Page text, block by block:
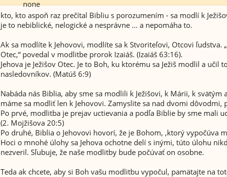
kto, kto aspoň raz prečítal Bibliu s porozumením - sa modlí k
je to nebiblické, nelogické a nesprávne ... a nepomáha to.
Ak sa modlíte k Jehovovi, modlíte sa k Stvoriteľovi, Otcovi ľudstva.
Otec,“ povedal v modlitbe prorok Izaiáš. (Izaiáš 63:16).
Jehova je Ježišov Otec. Je to Boh, ku ktorému sa Ježiš modlil a učil
nasledovníkov. (Matúš 6:9)
Nabáda nás Biblia, aby sme sa modlili k Ježišovi, k Márii, k svätým
máme sa modliť len k Jehovovi. Zamyslite sa nad dvomi dôvodmi,
Po prvé, modlitba je prejav uctievania a podľa Biblie by sme mali
(2. Mojžišova 20:5)
Po druhé, Biblia o Jehovovi hovorí, že je Bohom, ‚ktorý vypočúva
Hoci o mnohé úlohy sa Jehova ochotne delí s inými, túto úlohu
nezveril. Sľubuje, že naše modlitby bude počúvať on osobne.
Teda ak chcete, aby si Boh vašu modlitbu vypočul, pamätajte na